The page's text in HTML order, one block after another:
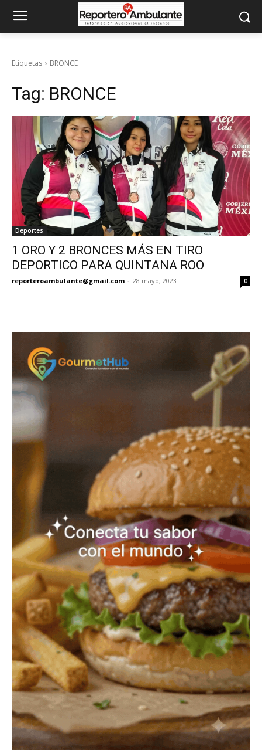
Etiquetas BRONCE
Tag: BRONCE
Deportes
1 ORO Y 2 BRONCES MÁS EN TIRO
DEPORTICO PARA QUINTANA ROO
reporteroambulante@gmail.com - 28 mayo, 2023 0